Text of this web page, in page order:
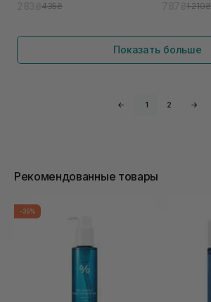
435₴ 1 210₴
Показать больше
← 1 2 →
Рекомендованные товары
-35%